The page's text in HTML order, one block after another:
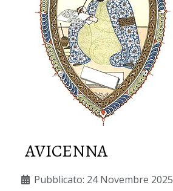
AVICENNA
Pubblicato: 24 Novembre 2025